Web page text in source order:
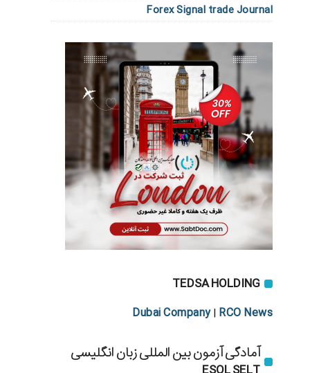
Forex Signal trade Journal
TEDSA HOLDING
Dubai Company| RCO News
آمادگی آزمون بین المللی زبان انگلیسی